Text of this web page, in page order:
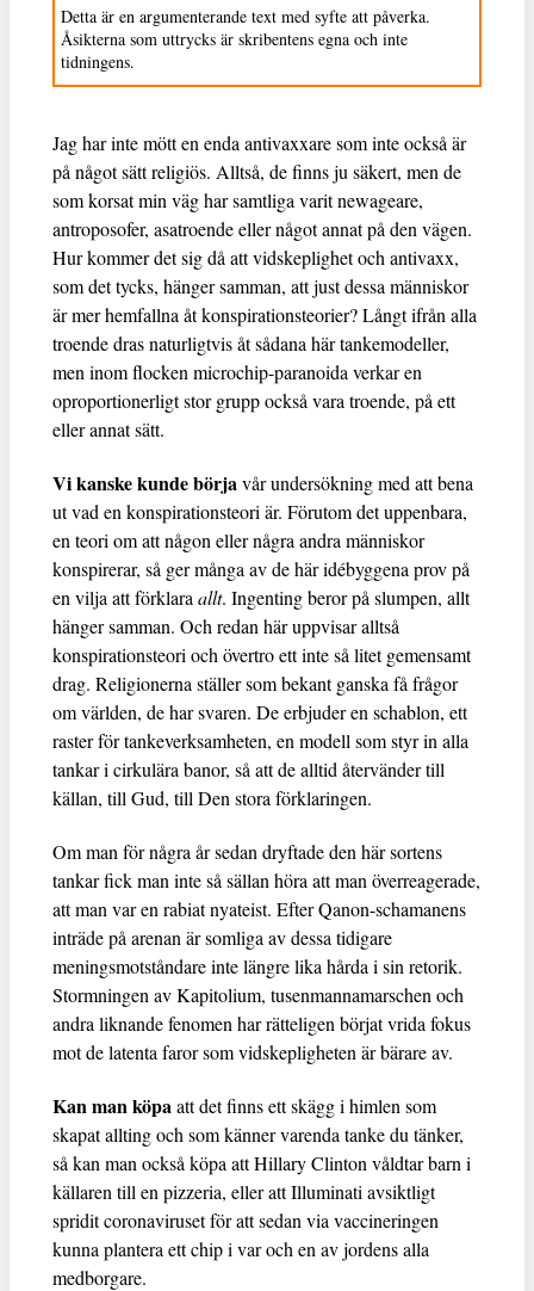
Detta är en argumenterande text med syfte att påverka.
Åsikterna som uttrycks är skribentens egna och inte
tidningens.
Jag har inte mött en enda antivaxxare som inte också är
på något sätt religiös. Alltså, de finns ju säkert, men de
som korsat min väg har samtliga varit newageare,
antroposofer, asatroende eller något annat på den vägen.
Hur kommer det sig då att vidskeplighet och antivaxx,
som det tycks, hänger samman, att just dessa människor
är mer hemfallna åt konspirationsteorier? Långt ifrån alla
troende dras naturligtvis åt sådana här tankemodeller,
men inom flocken microchip-paranoida verkar en
oproportionerligt stor grupp också vara troende, på ett
eller annat sätt.
Vi kanske kunde börja vår undersökning med att bena
ut vad en konspirationsteori är. Förutom det uppenbara,
en teori om att någon eller några andra människor
konspirerar, så ger många av de här idébyggena prov på
en vilja att förklara allt. Ingenting beror på slumpen, allt
hänger samman. Och redan här uppvisar alltså
konspirationsteori och övertro ett inte så litet gemensamt
drag. Religionerna ställer som bekant ganska få frågor
om världen, de har svaren. De erbjuder en schablon, ett
raster för tankeverksamheten, en modell som styr in alla
tankar i cirkulära banor, så att de alltid återvänder till
källan, till Gud, till Den stora förklaringen.
Om man för några år sedan dryftade den här sortens
tankar fick man inte så sällan höra att man överreagerade,
att man var en rabiat nyateist. Efter Qanon-schamanens
inträde på arenan är somliga av dessa tidigare
meningsmotståndare inte längre lika hårda i sin retorik.
Stormningen av Kapitolium, tusenmannamarschen och
andra liknande fenomen har rätteligen börjat vrida fokus
mot de latenta faror som vidskepligheten är bärare av.
Kan man köpa att det finns ett skägg i himlen som
skapat allting och som känner varenda tanke du tänker,
så kan man också köpa att Hillary Clinton våldtar barn i
källaren till en pizzeria, eller att Illuminati avsiktligt
spridit coronaviruset för att sedan via vaccineringen
kunna plantera ett chip i var och en av jordens alla
medborgare.